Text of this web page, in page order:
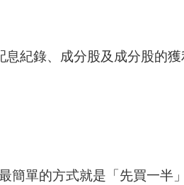
紀錄、成分股及成分股的
簡單的方式就是「先買一半